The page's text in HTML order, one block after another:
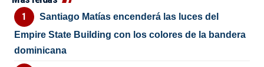
Santiago Matías encenderá las luces del
Empire State Building con los colores de la bandera
dominicana